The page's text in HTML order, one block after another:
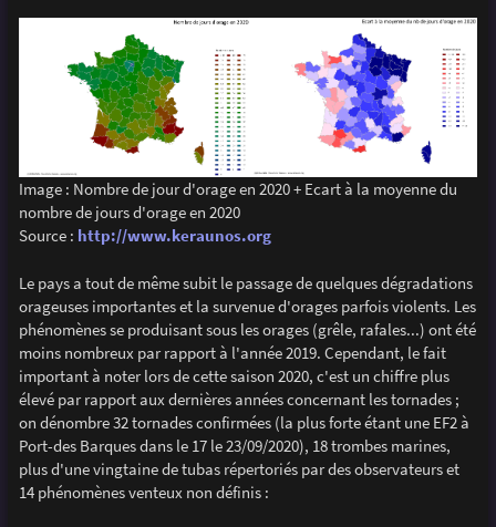
Image : Nombre de jour d'orage en 2020 + Ecart à la moyenne du
nombre de jours d'orage en 2020
Source : http://www.keraunos.org
Le pays a tout de même subit le passage de quelques dégradations
orageuses importantes et la survenue d'orages parfois violents. Les
phénomènes se produisant sous les orages (grêle, rafales...) ont été
moins nombreux par rapport à l'année 2019. Cependant, le fait
important à noter lors de cette saison 2020, c'est un chiffre plus
élevé par rapport aux dernières années concernant les tornades ;
on dénombre 32 tornades confirmées (la plus forte étant une EF2 à
Port-des Barques dans le 17 le 23/09/2020), 18 trombes marines,
plus d'une vingtaine de tubas répertoriés par des observateurs et
14 phénomènes venteux non définis :